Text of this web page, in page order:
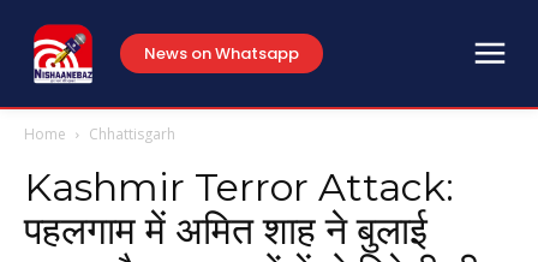
News on Whatsapp
Home Chhattisgarh
Kashmir Terror Attack:
पहलगाम में अमित शाह ने बुलाई